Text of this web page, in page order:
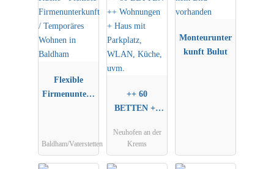
Flexible
Firmenunterk
Baldham/Vaterstetten
++ 60
BETTEN ++
Haus mit
WLAN,
Neuhofen an der
Krems
Monteurunter
kunft Bulut